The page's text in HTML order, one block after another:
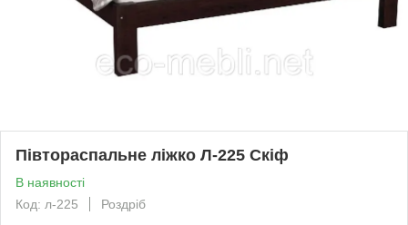
Півтораспальне ліжко Л-225 Скіф
В наявності
Код: л-225
Роздріб